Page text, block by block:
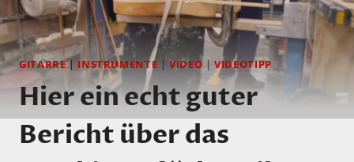
GITARRE| INSTRUMENTE |VIDEO |VIDEOTIPP
Hier ein echt guter
Bericht über das